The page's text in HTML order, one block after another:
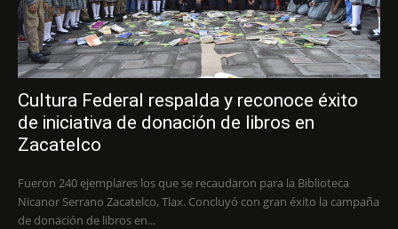
Cultura Federal respalda y reconoce éxito
de iniciativa de donación de libros en
Zacatelco
Fueron 240 ejemplares los que se recaudaron para la Biblioteca
Nicanor Serrano Zacatelco, Tlax. Concluyó con gran éxito la campaña
de donación de libros en...